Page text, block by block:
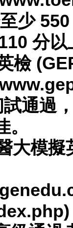
少
分以
檢
通過
大模擬